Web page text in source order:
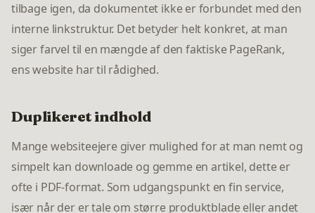
tilbage igen, da dokumentet ikke er forbundet med den
interne linkstruktur. Det betyder helt konkret, at man
siger farvel til en mængde af den faktiske PageRank,
ens website har til rådighed.
Duplikeret indhold
Mange websiteejere giver mulighed for at man nemt og
simpelt kan downloade og gemme en artikel, dette er
ofte i PDF-format. Som udgangspunkt en fin service,
især når der er tale om større produktblade eller andet